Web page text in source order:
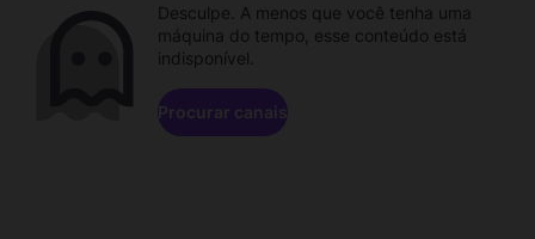
Desculpe. A menos que você tenha uma
máquina do tempo, esse conteúdo está
indisponível.
Procurar canais